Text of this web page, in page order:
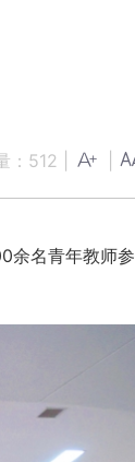
： 512
名青年教师